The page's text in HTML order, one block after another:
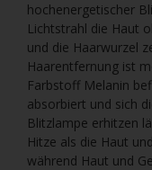
hochenergetischer
Lichtstrahl die Haut
und die Haarwurzel
Haarentfernung ist
Farbstoff Melanin
absorbiert und sich
Blitzlampe erhitzen
Hitze als die Haut
während Haut und